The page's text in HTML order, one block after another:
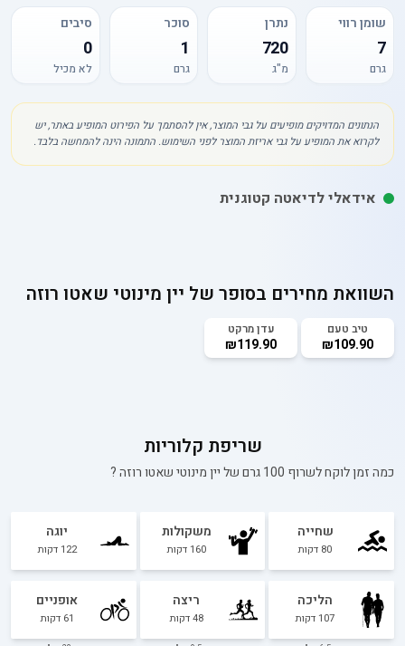
שומן רווי
7
גרם
נתרן
720
מ"ג
סוכר
1
גרם
סיבים
0
לא מכיל
הנתונים המדויקים מופיעים על גבי המוצר, אין להסתמך על הפירוט המופיע באתר, יש
לקרוא את המופיע על גבי אריזת המוצר לפני השימוש. התמונה הינה להמחשה בלבד.
אידאלי לדיאטה קטוגנית
השוואת מחירים בסופר של יין מינוטי שאטו רוזה
טיב טעם
₪109.90
עדן מרקט
₪119.90
שריפת קלוריות
כמה זמן לוקח לשרוף 100 גרם של יין מינוטי שאטו רוזה?
שחייה
80 דקות
משקולות
160 דקות
יוגה
122 דקות
הליכה
107 דקות
ריצה
48דקות
אופניים
61 דקות